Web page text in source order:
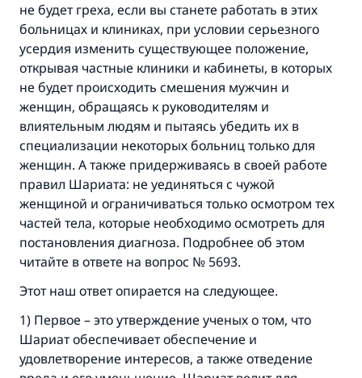
не будет греха, если вы станете работать в этих
больницах и клиниках, при условии серьезного
усердия изменить существующее положение,
открывая частные клиники и кабинеты, в которых
не будет происходить смешения мужчин и
женщин, обращаясь к руководителям и
влиятельным людям и пытаясь убедить их в
специализации некоторых больниц только для
женщин. А также придерживаясь в своей работе
правил Шариата: не уединяться с чужой
женщиной и ограничиваться только осмотром тех
частей тела, которые необходимо осмотреть для
постановления диагноза. Подробнее об этом
читайте в ответе на вопрос № 5693.
Этот наш ответ опирается на следующее.
1) Первое – это утверждение ученых о том, что
Шариат обеспечивает обеспечение и
удовлетворение интересов, а также отведение